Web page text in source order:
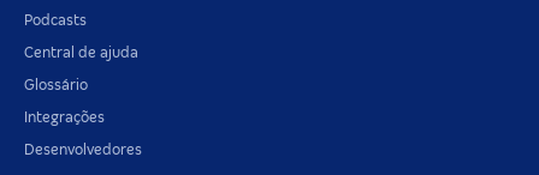
Podcasts
Central de ajuda
Glossário
Integrações
Desenvolvedores